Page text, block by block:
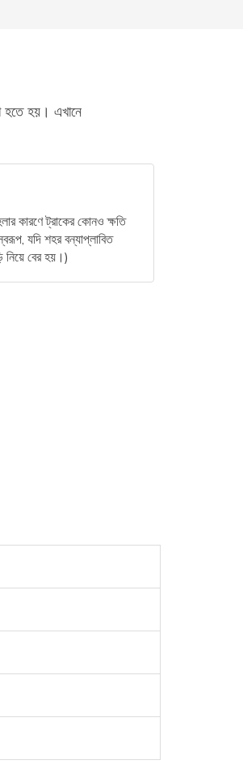
হতে হয়। এখানে
কারণে ট্রাকের কোনও ক্ষতি
যদি শহর বন্যাপ্লাবিত
নিয়ে বের হয়।)